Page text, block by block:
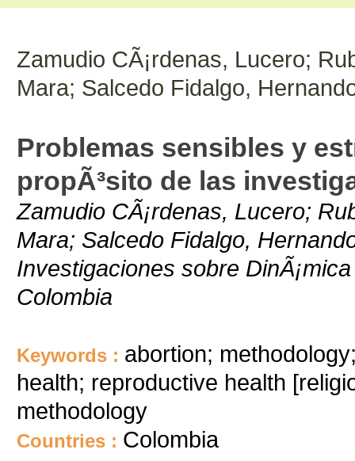
Zamudio CÃ¡rdenas, Lucero;
Mara; Salcedo Fidalgo,
Problemas sensibles y
propÃ³sito de las
Zamudio CÃ¡rdenas, Lucero;
Mara; Salcedo Fidalgo,
Investigaciones sobre
Colombia
Keywords : abortion;
health; reproductive health
methodology
Countries : Colombia